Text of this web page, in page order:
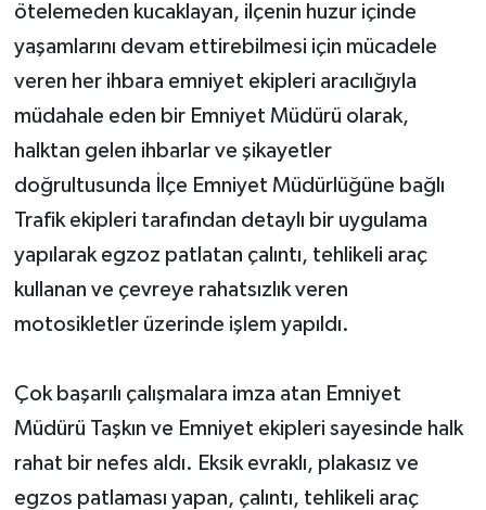
ötelemeden kucaklayan, ilçenin huzur içinde
yaşamlarını devam ettirebilmesi için mücadele
veren her ihbara emniyet ekipleri aracılığıyla
müdahale eden bir Emniyet Müdürü olarak,
halktan gelen ihbarlar ve şikayetler
doğrultusunda İlçe Emniyet Müdürlüğüne bağlı
Trafik ekipleri tarafından detaylı bir uygulama
yapılarak egzoz patlatan çalıntı, tehlikeli araç
kullanan ve çevreye rahatsızlık veren
motosikletler üzerinde işlem yapıldı.
Çok başarılı çalışmalara imza atan Emniyet
Müdürü Taşkın ve Emniyet ekipleri sayesinde halk
rahat bir nefes aldı. Eksik evraklı, plakasız ve
egzos patlaması yapan, çalıntı, tehlikeli araç